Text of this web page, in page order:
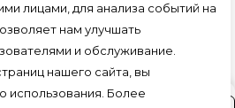
лицами, для анализа событий на
нам улучшать
и обслуживание.
нашего сайта, вы
использования. Более
фирменное наименование
права и прав на
защищены российским
соглашениями об
Читать далее